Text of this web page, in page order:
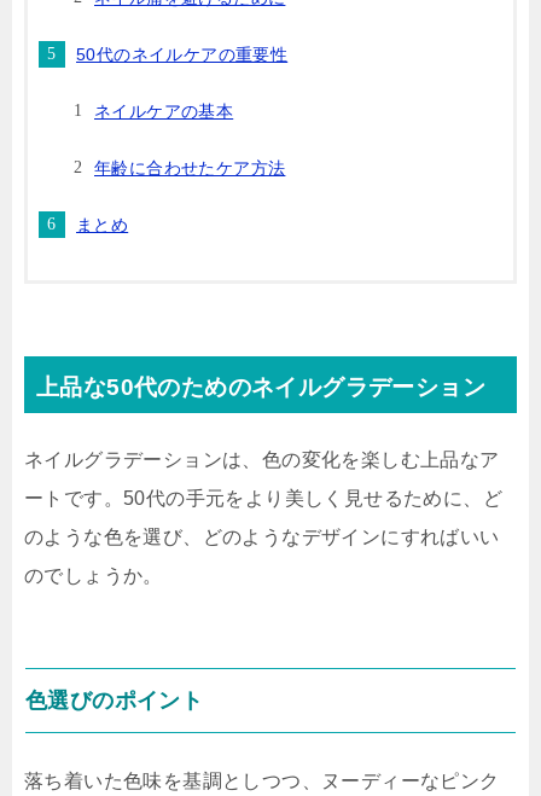
50代のネイルケアの重要性
ネイルケアの基本
年齢に合わせたケア方法
まとめ
上品な50代のためのネイルグラデーション
ネイルグラデーションは、色の変化を楽しむ上品なア
ートです。50代の手元をより美しく見せるために、ど
のような色を選び、どのようなデザインにすればいい
のでしょうか。
色選びのポイント
落ち着いた色味を基調としつつ、ヌーディーなピンク